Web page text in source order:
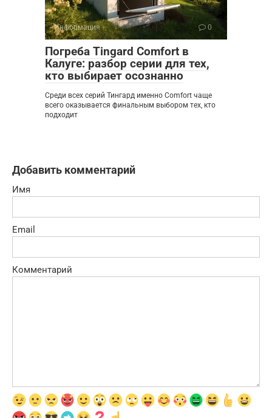
Информация 0
Погреба Tingard Comfort в
Калуге: разбор серии для тех,
кто выбирает осознанно
Среди всех серий Тингард именно Comfort чаще
всего оказывается финальным выбором тех, кто
подходит
Добавить комментарий
Имя
Email
Комментарий